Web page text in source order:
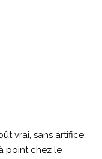
vrai, sans artifice.
point chez le